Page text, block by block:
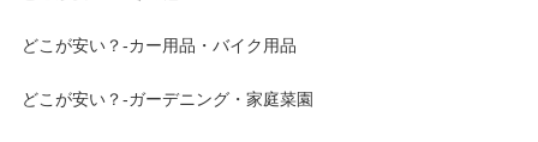
どこが安い？-カー用品・バイク用品
どこが安い？-ガーデニング・家庭菜園